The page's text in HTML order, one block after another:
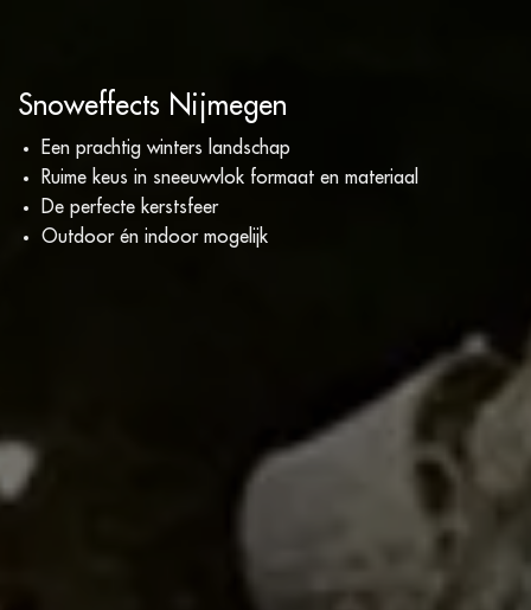
Snoweffects Nijmegen
Een prachtig winters landschap
Ruime keus in sneeuwvlok formaat en materiaal
De perfecte kerstsfeer
Outdoor én indoor mogelijk